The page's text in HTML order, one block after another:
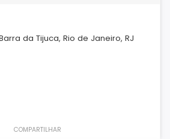
da Tijuca, Rio de Janeiro, RJ
COMPARTILHAR